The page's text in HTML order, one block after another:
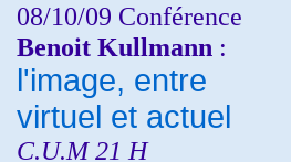
08/10/09 Conférence
Benoit Kullmann :
l'image, entre
virtuel et actuel
C.U.M 21 H